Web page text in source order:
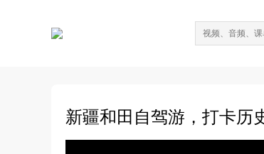
新疆和田自驾游，打卡历